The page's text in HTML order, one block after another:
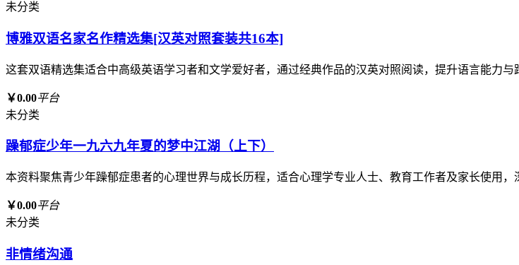
未分类
博雅双语名家名作精选集[汉英对照套装共16本]
这套双语精选集适合中高级英语学习者和文学爱好者，通过经典作品的汉英对照阅读，提升语言能力
￥0.00平台
未分类
躁郁症少年一九六九年夏的梦中江湖（上下）
本资料聚焦青少年躁郁症患者的心理世界与成长历程，适合心理学专业人士、教育工作者及家长使用
￥0.00平台
未分类
非情绪沟通